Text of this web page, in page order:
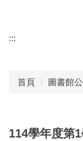
:::
首頁 圖書館
114學年度第